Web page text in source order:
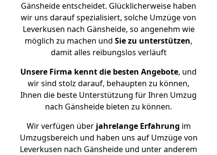
Gänsheide entscheidet. Glücklicherweise haben
wir uns darauf spezialisiert, solche Umzüge von
Leverkusen nach Gänsheide, so angenehm wie
möglich zu machen und Sie zu unterstützen,
damit alles reibungslos verläuft
Unsere Firma kennt die besten Angebote, und
wir sind stolz darauf, behaupten zu können,
Ihnen die beste Unterstützung für Ihren Umzug
nach Gänsheide bieten zu können.
Wir verfügen überjahrelange Erfahrung im
Umzugsbereich und haben uns auf Umzüge von
Leverkusen nach Gänsheide und unter anderem